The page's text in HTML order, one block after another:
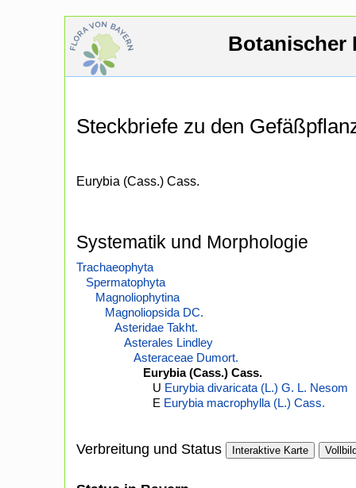
Botanischer
Steckbriefe zu den
Eurybia (Cass.) Cass.
Systematik und Morphologie
Trachaeophyta
Spermatophyta
Magnoliophytina
Magnoliopsida DC.
Asteridae Takht.
Asterales Lindley
Asteraceae Dumort.
Eurybia (Cass.) Cass.
U Eurybia divaricata (L.) G. L. Nesom
E Eurybia macrophylla (L.) Cass.
Verbreitung und Status Interaktive Karte